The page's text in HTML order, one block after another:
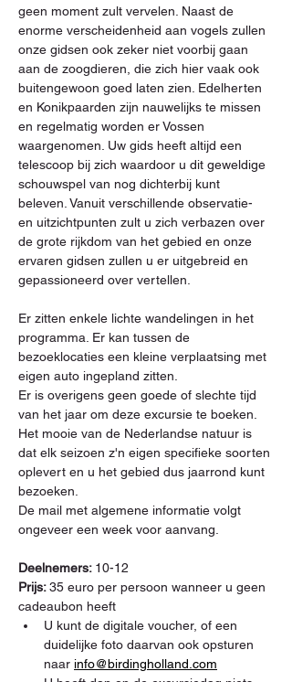
geen moment zult vervelen. Naast de
enorme verscheidenheid aan vogels zullen
onze gidsen ook zeker niet voorbij gaan
aan de zoogdieren, die zich hier vaak ook
buitengewoon goed laten zien. Edelherten
en Konikpaarden zijn nauwelijks te missen
en regelmatig worden er Vossen
waargenomen. Uw gids heeft altijd een
telescoop bij zich waardoor u dit geweldige
schouwspel van nog dichterbij kunt
beleven. Vanuit verschillende observatie-
en uitzichtpunten zult u zich verbazen over
de grote rijkdom van het gebied en onze
ervaren gidsen zullen u er uitgebreid en
gepassioneerd over vertellen.
Er zitten enkele lichte wandelingen in het
programma. Er kan tussen de
bezoeklocaties een kleine verplaatsing met
eigen auto ingepland zitten.
Er is overigens geen goede of slechte tijd
van het jaar om deze excursie te boeken.
Het mooie van de Nederlandse natuur is
dat elk seizoen z'n eigen specifieke soorten
oplevert en u het gebied dus jaarrond kunt
bezoeken.
De mail met algemene informatie volgt
ongeveer een week voor aanvang.
Deelnemers: 10-12
Prijs: 35 euro per persoon wanneer u geen
cadeaubon heeft
U kunt de digitale voucher, of een
duidelijke foto daarvan ook opsturen
naar info@birdingholland.com